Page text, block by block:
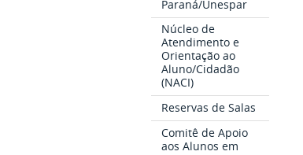
Paraná/Unespar
Núcleo de
Atendimento e
Orientação ao
Aluno/Cidadão
(NACI)
Reservas de Salas
Comitê de Apoio
aos Alunos em